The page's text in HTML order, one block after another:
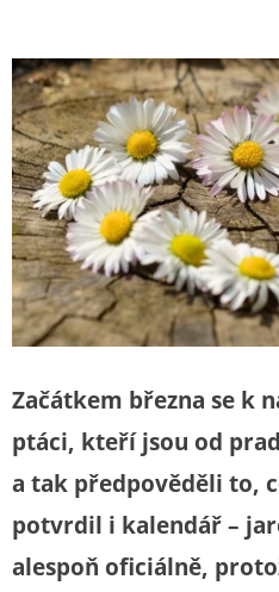
Začátkem března se k
ptáci, kteří jsou od
a tak předpověděli to,
potvrdil i kalendář –
alespoň oficiálně,